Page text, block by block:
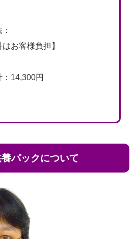
お客様負担】
14,300円
養パックについて